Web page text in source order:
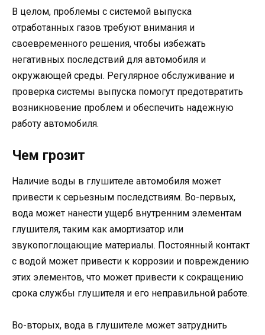
В целом, проблемы с системой выпуска
отработанных газов требуют внимания и
своевременного решения, чтобы избежать
негативных последствий для автомобиля и
окружающей среды. Регулярное обслуживание и
проверка системы выпуска помогут предотвратить
возникновение проблем и обеспечить надежную
работу автомобиля.
Чем грозит
Наличие воды в глушителе автомобиля может
привести к серьезным последствиям. Во-первых,
вода может нанести ущерб внутренним элементам
глушителя, таким как амортизатор или
звукопоглощающие материалы. Постоянный контакт
с водой может привести к коррозии и повреждению
этих элементов, что может привести к сокращению
срока службы глушителя и его неправильной работе.
Во-вторых, вода в глушителе может затруднить